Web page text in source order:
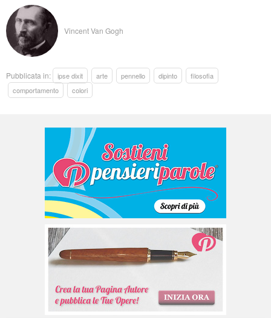
Vincent Van Gogh
Pubblicata in: ipse dixit arte pennello dipinto
filosofia
comportamento
colori